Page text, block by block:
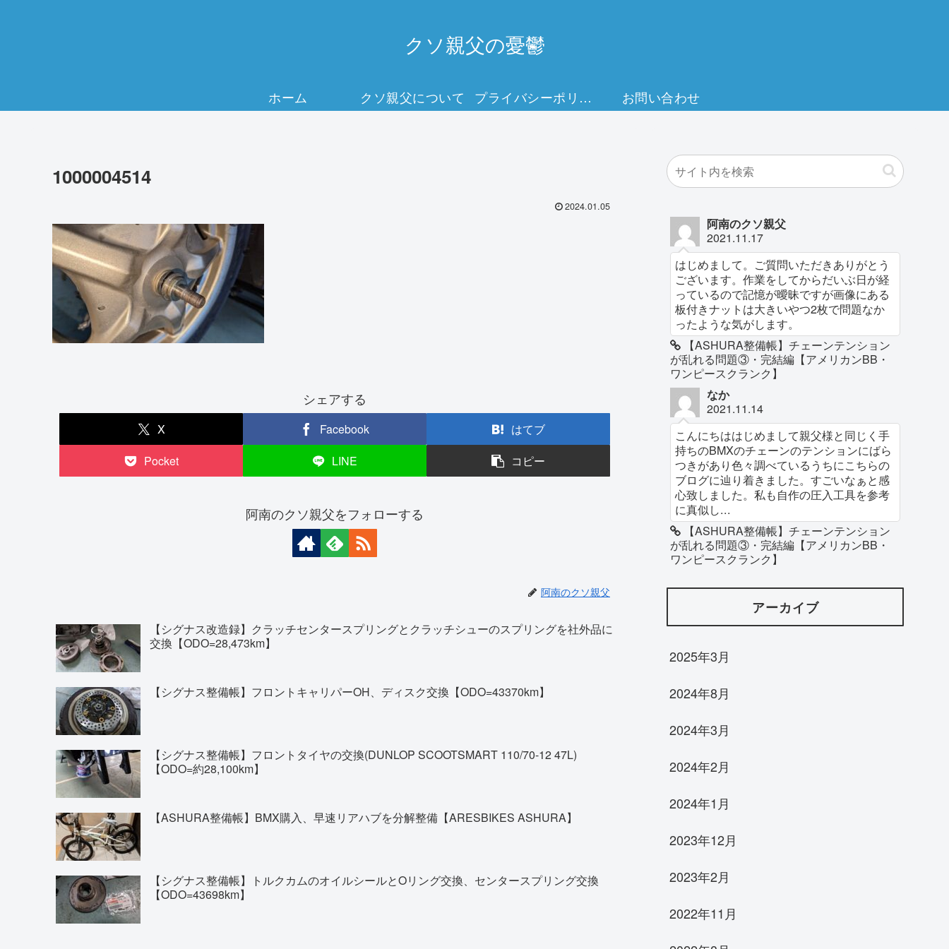
クソ親父の憂鬱
ホーム クソ親父について プライバシーポリシー お問い合わせ
1000004514
2024.01.05
シェアする
X Facebook
はてブ
Pocket
LINE コピー
阿南のクソ親父をフォローする
阿南のクソ親父
【シグナス改造録】クラッチセンタースプリングとクラッチシューのスプリングを社外品に
交換【ODO=28,473km】
【シグナス整備帳】フロントキャリパーOH、ディスク交換【ODO=43370km】
【シグナス整備帳】フロントタイヤの交換(DUNLOP SCOOTSMART 110/70-12 47L)
【ODO=約28,100km】
【ASHURA整備帳】BMX購入、早速リアハブを分解整備【ARESBIKES ASHURA】
【シグナス整備帳】トルクカムのオイルシールとOリング交換、センタースプリング交換
【ODO=43698km】
阿南のクソ親父
2021.11.17
はじめまして。ご質問いただきありがとう
ございます。作業をしてからだいぶ日が経
っているので記憶が曖昧ですが画像にある
板付きナットは大きいやつ2枚で問題なか
ったような気がします。
【ASHURA整備帳】チェーンテンション
が乱れる問題③・完結編【アメリカンBB・
ワンピースクランク】
なか
2021.11.14
こんにちははじめまして親父様と同じく手
持ちのBMXのチェーンのテンションにばら
つきがあり色々調べているうちにこちらの
ブログに辿り着きました。すごいなぁと感
心致しました。私も自作の圧入工具を参考
に真似し...
【ASHURA整備帳】チェーンテンション
が乱れる問題③・完結編【アメリカンBB・
ワンピースクランク】
アーカイブ
2025年3月
2024年8月
2024年3月
2024年2月
2024年1月
2023年12月
2023年2月
2022年11月